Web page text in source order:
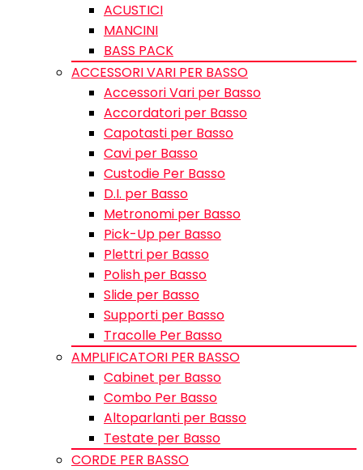
ACUSTICI
MANCINI
BASS PACK
ACCESSORI VARI PER BASSO
Accessori Vari per Basso
Accordatori per Basso
Capotasti per Basso
Cavi per Basso
Custodie Per Basso
D.I. per Basso
Metronomi per Basso
Pick-Up per Basso
Plettri per Basso
Polish per Basso
Slide per Basso
Supporti per Basso
Tracolle Per Basso
AMPLIFICATORI PER BASSO
Cabinet per Basso
Combo Per Basso
Altoparlanti per Basso
Testate per Basso
CORDE PER BASSO